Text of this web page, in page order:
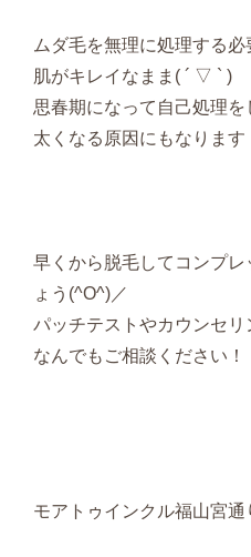
ムダ毛を無理に処理する
肌がキレイなまま( ´ ▽ ` )
思春期になって自己処理
太くなる原因にもなります
早くから脱毛してコンプ
ょう(^O^)／
パッチテストやカウンセ
なんでもご相談ください！
モアトゥインクル福山宮通